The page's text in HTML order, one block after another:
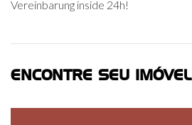
Vereinbarung inside 24h!
ENCONTRE SEU IMÓVEL